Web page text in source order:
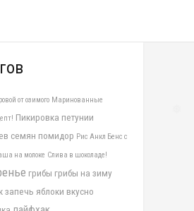
от озимого Маринованные
Пикировка петунии
семян помидор Рис Анкл Бенс с
на молоке Слива в шоколаде!
грибы грибы на зиму
запечь яблоки вкусно